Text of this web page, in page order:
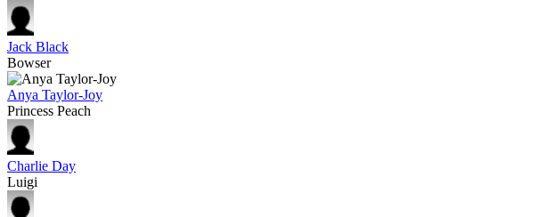
Jack Black
Bowser
Anya Taylor-Joy
Princess Peach
Charlie Day
Luigi